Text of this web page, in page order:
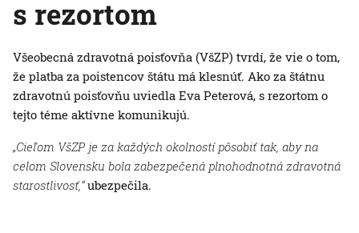
s rezortom
Všeobecná zdravotná poisťovňa (VšZP) tvrdí, že vie o tom,
že platba za poistencov štátu má klesnúť. Ako za štátnu
zdravotnú poisťovňu uviedla Eva Peterová, s rezortom o
tejto téme aktívne komunikujú.
„Cieľom VšZP je za každých okolností pôsobiť tak, aby na
celom Slovensku bola zabezpečená plnohodnotná zdravotná
starostlivosť,“ubezpečila.